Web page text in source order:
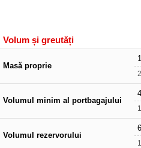
Volum și greutăți
Masă proprie
Volumul minim al portbagajului
Volumul rezervorului